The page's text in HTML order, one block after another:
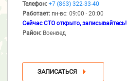
Телефон: +7 (863) 322-33-40
Работает: пн-вс: 09:00 - 20:00
Сейчас СТО открыто, записывайтесь!
Район: Военвед
ЗАПИСАТЬСЯ